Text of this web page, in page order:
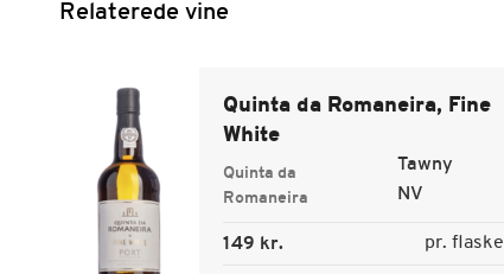
Relaterede vine
Quinta da Romaneira, Fine
White
Quinta da
Romaneira
Tawny
NV
149 kr. pr. flaske